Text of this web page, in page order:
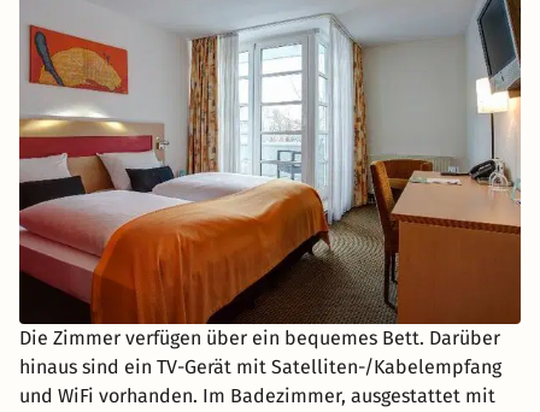
Die Zimmer verfügen über ein bequemes Bett. Darüber
hinaus sind ein TV-Gerät mit Satelliten-/Kabelempfang
und WiFi vorhanden. Im Badezimmer, ausgestattet mit